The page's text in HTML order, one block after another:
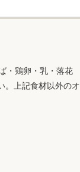
・鶏卵・乳・落花
。上記食材以外のオ